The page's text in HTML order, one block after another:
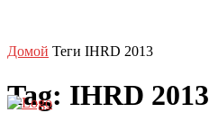
Домой Теги IHRD 2013
Tag: IHRD 2013